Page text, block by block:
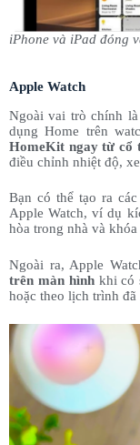
iPhone và iPad đóng
Apple Watch
Ngoài vai trò chính
dụng Home trên
HomeKit ngay từ cổ
điều chỉnh nhiệt độ,
Bạn có thể tạo ra
Apple Watch, ví dụ
hòa trong nhà và khóa
Ngoài ra, Apple
trên màn hìnhkhi có
hoặc theo lịch trình đã